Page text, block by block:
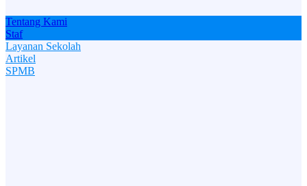
Tentang Kami
Staf
Layanan Sekolah
Artikel
SPMB